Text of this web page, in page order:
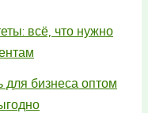
всё, что нужно
для бизнеса оптом